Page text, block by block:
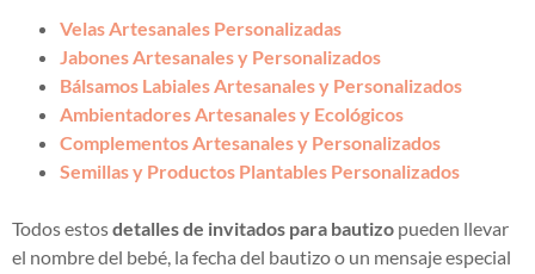
Velas Artesanales Personalizadas
Jabones Artesanales y Personalizados
Bálsamos Labiales Artesanales y Personalizados
Ambientadores Artesanales y Ecológicos
Complementos Artesanales y Personalizados
Semillas y Productos Plantables Personalizados
Todos estosdetalles de invitados para bautizo pueden llevar
el nombre del bebé, la fecha del bautizo o un mensaje especial